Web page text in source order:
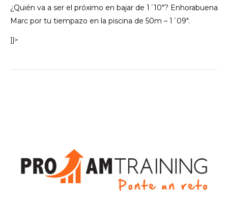
¿Quién va a ser el próximo en bajar de 1´10″? Enhorabuena
Marc por tu tiempazo en la piscina de 50m – 1´09″.
]]>